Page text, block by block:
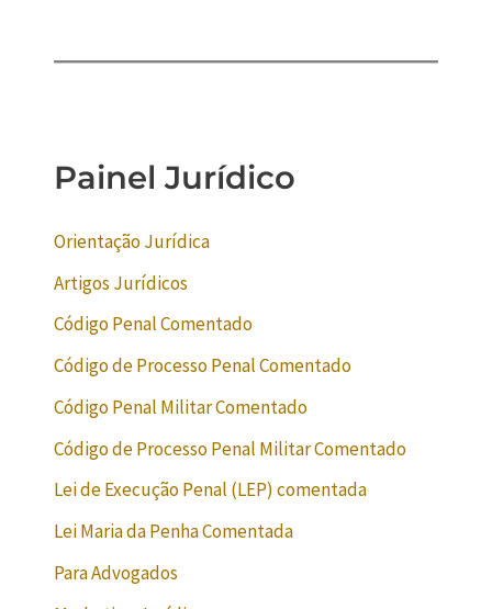
Painel Jurídico
Orientação Jurídica
Artigos Jurídicos
Código Penal Comentado
Código de Processo Penal Comentado
Código Penal Militar Comentado
Código de Processo Penal Militar Comentado
Lei de Execução Penal (LEP) comentada
Lei Maria da Penha Comentada
Para Advogados